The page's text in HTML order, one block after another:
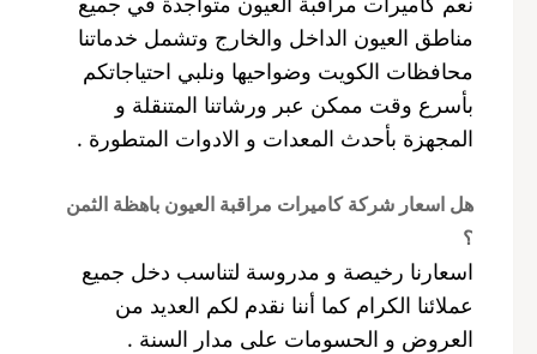
مناطق العيون الداخل والخارج وتشمل خدماتنا
محافظات الكويت وضواحيها ونلبي احتياجاتكم
بأسرع وقت ممكن عبر ورشاتنا المتنقلة و
المجهزة بأحدث المعدات و الادوات المتطورة .
هل اسعار شركة كاميرات مراقبة العيون باهظة الثمن
؟
اسعارنا رخيصة و مدروسة لتناسب دخل جميع
عملائنا الكرام كما أننا نقدم لكم العديد من
العروض و الحسومات على مدار السنة .